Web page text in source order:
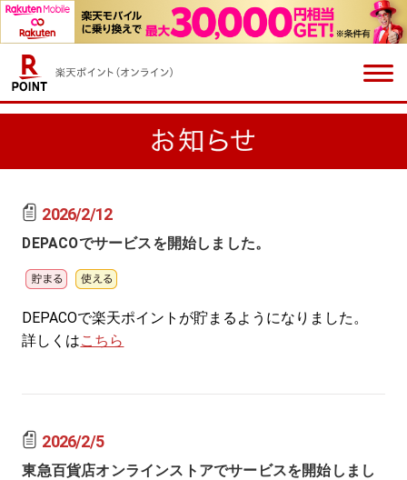
2026/2/12
DEPACOでサービスを開始しました。
DEPACOで楽天ポイントが貯まるようになりました。
詳しくはこちら
2026/2/5
東急百貨店オンラインストアでサービスを開始しまし